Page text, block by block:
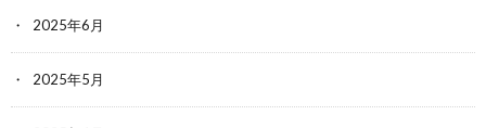
2025年6月
2025年5月